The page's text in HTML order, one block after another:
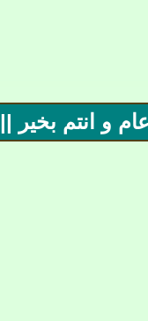
و انتم بخير || 40